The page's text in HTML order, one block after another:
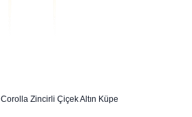
Corolla Zincirli Çiçek Altın Küpe